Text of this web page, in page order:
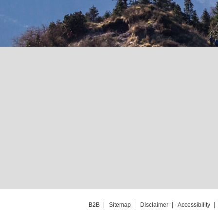
B2B Sitemap Disclaimer Accessibility